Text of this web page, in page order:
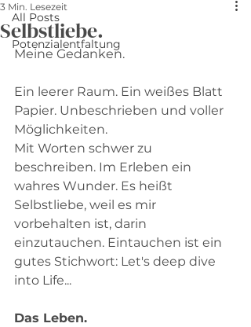
All Posts
Potenzialentfaltung
Selbstliebe.
3 Min. Lesezeit
Meine Gedanken.
Ein leerer Raum. Ein weißes Blatt
Papier. Unbeschrieben und voller
Möglichkeiten.
Mit Worten schwer zu
beschreiben. Im Erleben ein
wahres Wunder. Es heißt
Selbstliebe, weil es mir
vorbehalten ist, darin
einzutauchen. Eintauchen ist ein
gutes Stichwort: Let's deep dive
into Life...
Das Leben.